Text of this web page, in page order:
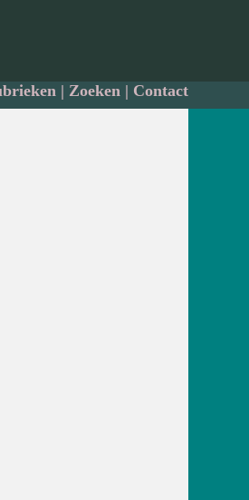
| Zoeken| Contact